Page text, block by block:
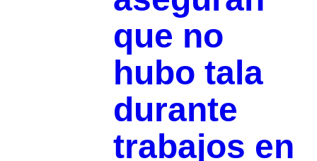
que no
hubo tala
durante
trabajos en